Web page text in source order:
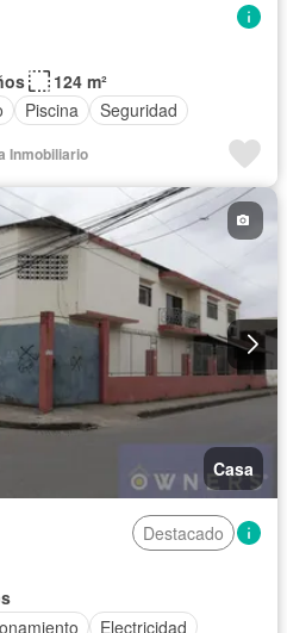
124 m²
Piscina Seguridad
Inmobiliario
Casa
Destacado
Electricidad